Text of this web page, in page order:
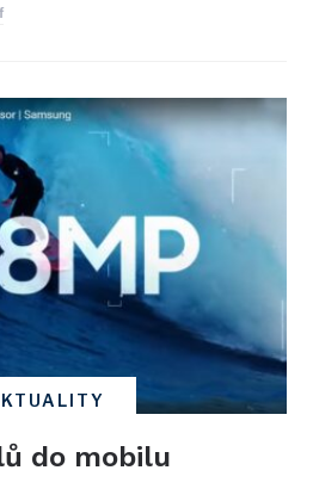
do mobilu